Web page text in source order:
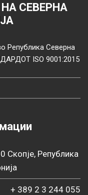
СЕВЕРНА
Република Северна
ISO 9001:2015
Скопје, Република
+ 389 2 3 244 055